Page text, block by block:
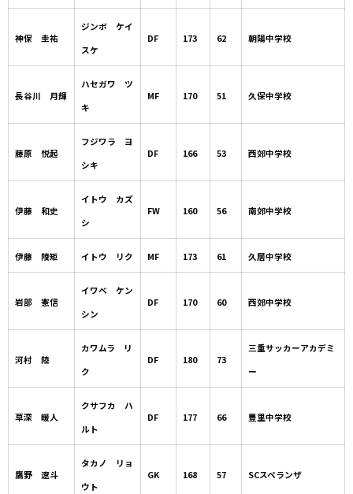
神保 圭祐
ジンボ ケイ
スケ
DF 173 62 朝陽中学校
長谷川 月輝
ハセガワ ツ
キ
MF 170 51 久保中学校
藤原 悦起
フジワラ ヨ
シキ
DF 166 53 西郊中学校
伊藤 和史
イトウ カズ
シ
FW 160 56 南郊中学校
伊藤 陵矩 イトウ リク MF 173 61 久居中学校
岩部 憲信
イワベ ケン
シン
DF 170 60 西郊中学校
河村 陸
カワムラ リ
ク
DF 180 73
三重サッカーアカデミ
ー
草深 暖人
クサフカ ハ
ルト
DF 177 66 豊里中学校
鷹野 遼斗
タカノ リョ
ウト
GK 168 57 SCスペランザ